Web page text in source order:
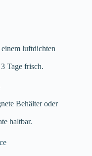
luftdichten
Tage frisch.
Behälter oder
haltbar.